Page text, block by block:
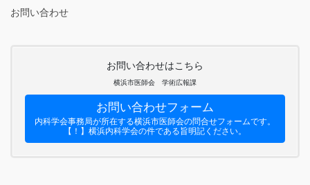
お問い合わせ
お問い合わせはこちら
横浜市医師会 学術広報課
お問い合わせフォーム
内科学会事務局が所在する横浜市医師会の問合せフォームです。
【！】横浜内科学会の件である旨明記ください。